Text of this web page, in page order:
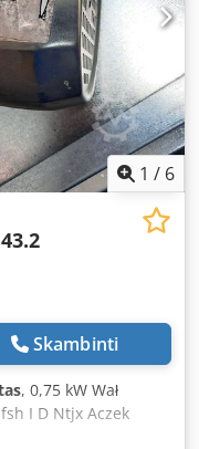
1 / 6
Skambinti
, 0,75 kW Wał
I D Ntjx Aczek
43,2 Pozycja